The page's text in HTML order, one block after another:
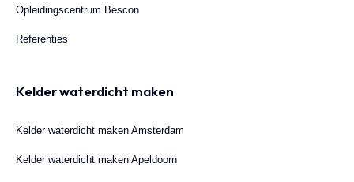
Opleidingscentrum Bescon
Referenties
Kelder waterdicht maken
Kelder waterdicht maken Amsterdam
Kelder waterdicht maken Apeldoorn